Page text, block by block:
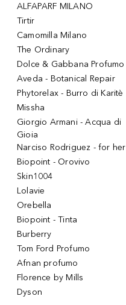
ALFAPARF MILANO
Tirtir
Camomilla Milano
The Ordinary
Dolce & Gabbana Profumo
Aveda - Botanical Repair
Phytorelax - Burro di Karitè
Missha
Giorgio Armani - Acqua di
Gioia
Narciso Rodriguez - for her
Biopoint - Orovivo
Skin1004
Lolavie
Orebella
Biopoint - Tinta
Burberry
Tom Ford Profumo
Afnan profumo
Florence by Mills
Dyson